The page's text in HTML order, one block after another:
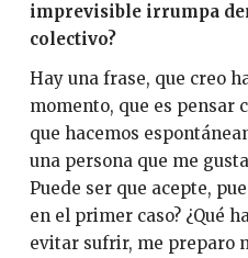
imprevisible irrumpa
colectivo?
Hay una frase, que creo
momento, que es pensar
que hacemos
una persona que me
Puede ser que acepte,
en el primer caso? ¿Qué
evitar sufrir, me preparo